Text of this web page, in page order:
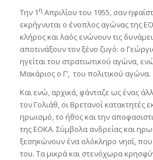
Την 1 η Απριλίου του 1955, σαν
εκρήγνυται ο ένοπλος αγώνας της
κλήρος και λαός ενώνουν τις
αποτινάξουν τον ξένο ζυγό: ο
ηγείται του στρατιωτικού αγώνα,
Μακάριος ο Γ’, του πολιτικού αγώνα.
Και ενώ, αρχικά, φάνταζε ως ένας
τον Γολιάθ, οι Βρετανοί κατακτητές
ηρωισμό, το ήθος και την
της ΕΟΚΑ. Σύμβολα ανδρείας και
ξεσηκώνουν ένα ολόκληρο νησί,
του. Τα μικρά και στενόχωρα